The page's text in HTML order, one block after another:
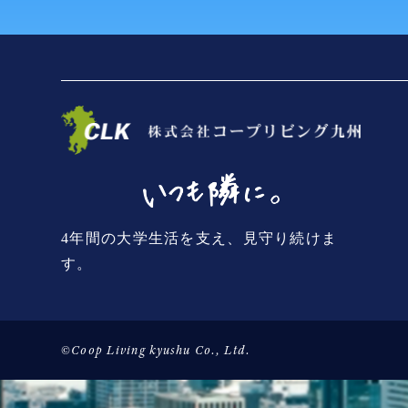
4年間の大学生活を支え、見守り続けま
す。
©Coop Living kyushu Co., Ltd.